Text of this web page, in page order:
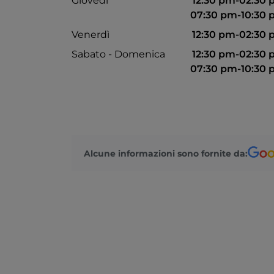
07:30 pm-10:30
Venerdì
12:30 pm-02:30
Sabato - Domenica
12:30 pm-02:30
07:30 pm-10:30
Alcune informazioni sono fornite da: